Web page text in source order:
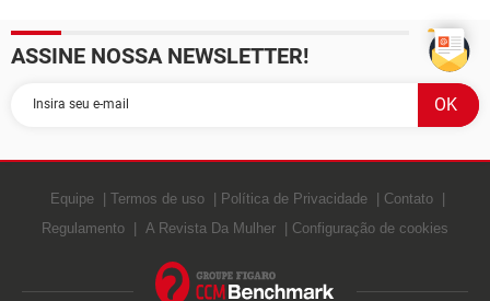
ASSINE NOSSA NEWSLETTER!
Equipe Termos de uso Política de Privacidade
Contato
Regulamento
A Revista Da Mulher Configuração de cookies